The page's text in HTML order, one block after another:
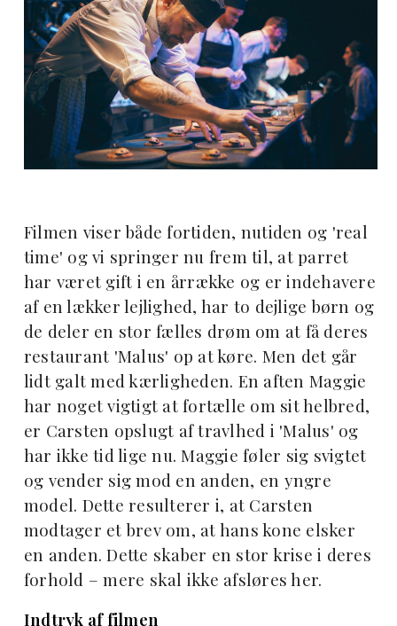
Filmen viser både fortiden, nutiden og 'real
time' og vi springer nu frem til, at parret
har været gift i en årrække og er indehavere
af en lækker lejlighed, har to dejlige børn og
de deler en stor fælles drøm om at få deres
restaurant 'Malus' op at køre. Men det går
lidt galt med kærligheden. En aften Maggie
har noget vigtigt at fortælle om sit helbred,
er Carsten opslugt af travlhed i 'Malus' og
har ikke tid lige nu. Maggie føler sig svigtet
og vender sig mod en anden, en yngre
model. Dette resulterer i, at Carsten
modtager et brev om, at hans kone elsker
en anden. Dette skaber en stor krise i deres
forhold – mere skal ikke afsløres her.
Indtryk af filmen